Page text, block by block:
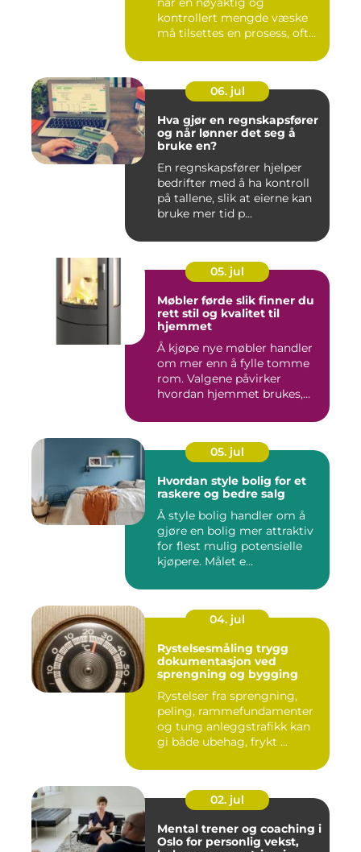
kontrollert mengde væske
må tilsettes en prosess, ofte
06. jul
Hva gjør en regnskapsfører
og når lønner det seg å
bruke en?
En regnskapsfører hjelper
bedrifter med å ha kontroll
på tallene, slik at eierne kan
bruke mer tid p...
05. jul
Møbler førde slik finner du
rett stil og kvalitet til
hjemmet
Å kjøpe nye møbler handler
om mer enn å fylle tomme
rom. Valgene påvirker
hvordan hjemmet brukes,
05. jul
Hvordan style bolig for et
raskere og bedre salg
Å style bolig handler om å
gjøre en bolig mer attraktiv
for flest mulig potensielle
kjøpere. Målet e...
04. jul
Rystelsesmåling trygg
dokumentasjon ved
sprengning og bygging
Rystelser fra sprengning,
peling, rammefundamenter
og tung anleggstrafikk kan
gi både ubehag, frykt ...
02. jul
Mental trener og coaching i
Oslo for personlig vekst,